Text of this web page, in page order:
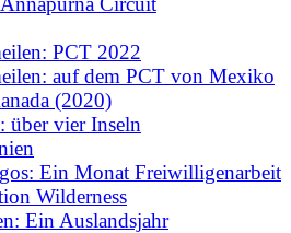
PCT 2022
auf dem PCT von Mexiko
(2020)
über vier Inseln
Ein Monat Freiwilligenarbeit
Wilderness
Ein Auslandsjahr